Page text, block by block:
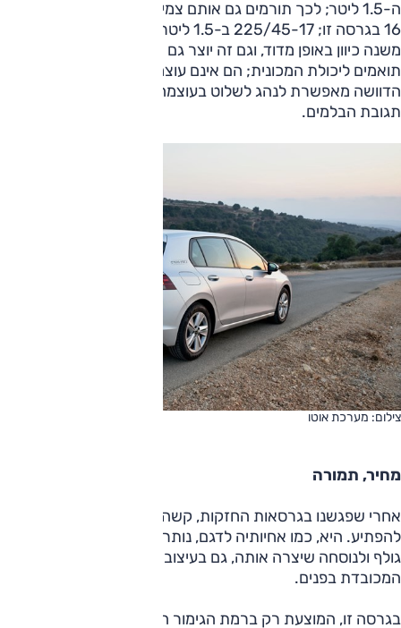
16 בגרסה זו; 225/45-17 ב-1.5 ליטר 'לייף פלוס'), והמכונית
משנה כיוון באופן מדוד, וגם זה יוצר גם תחושת ביטחון. הבלמים
תואמים ליכולת המכונית; הם אינם עוצמתיים בפעולה, אך
הדוושה מאפשרת לנהג לשלוט בעוצמה היטב ולקבל משוב על
תגובת הבלמים.
צילום: מערכת אוטו
מחיר, תמורה
להפתיע. היא, כמו אחיותיה לדגם, נותרה נאמנה למסורת של
גולף ולנוסחה שיצרה אותה, גם בעיצוב הקלאסי בחוץ, גם באיכות
המכובדת בפנים.
בגרסה זו, המוצעת רק ברמת הגימור הנמוכה יותר, כל הפריטים